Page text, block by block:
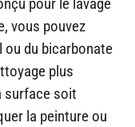
pour le lavage
vous pouvez
ou du bicarbonate
plus
surface soit
la peinture ou